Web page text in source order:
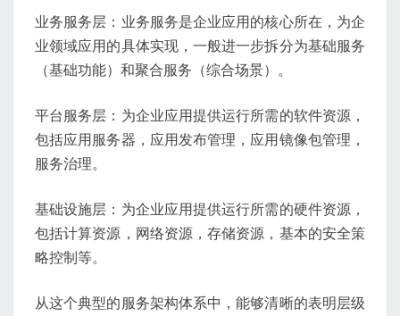
业务服务层：业务服务是企业应用的核心所在，为企
业领域应用的具体实现，一般进一步拆分为基础服务
（基础功能）和聚合服务（综合场景）。
平台服务层：为企业应用提供运行所需的软件资源，
包括应用服务器，应用发布管理，应用镜像包管理，
服务治理。
基础设施层：为企业应用提供运行所需的硬件资源，
包括计算资源，网络资源，存储资源，基本的安全策
略控制等。
从这个典型的服务架构体系中，能够清晰的表明层级